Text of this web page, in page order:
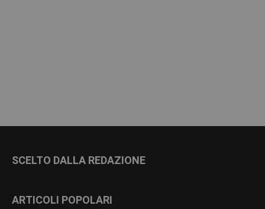
SCELTO DALLA REDAZIONE
ARTICOLI POPOLARI